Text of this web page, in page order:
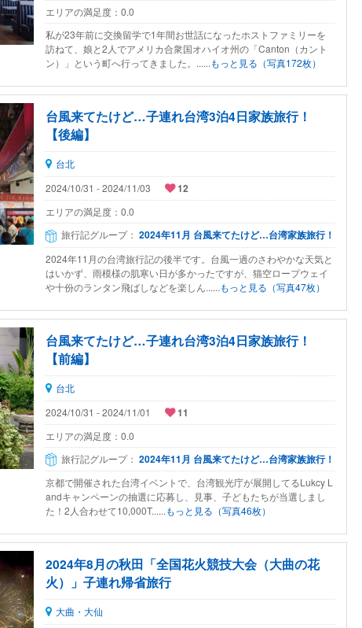
エリアの満足度： 0.0
私が23年前に交換留学で1年間お世話になったホストファミリーを
訪ねて、娘と2人でアメリカ合衆国オハイオ州の「Canton（カント
ン）」という町へ行ってきました。......もっと見る（写真172枚）
台風来てたけど…子連れ台湾3泊4日家族旅行！
【後編】
台北
2024/10/31 - 2024/11/03
12
エリアの満足度： 0.0
旅行記グループ： 2024年11月 台風来てたけど…台湾家族旅行！
2024年11月の台湾旅行記の後半です。台風一過のさわやかな天気と
はいかず、雨模様の肌寒い日が多かったですが、猫空ロープウェイ
や十份のランタン飛ばしなどを楽しん......もっと見る（写真47枚）
台風来てたけど…子連れ台湾3泊4日家族旅行！
【前編】
台北
2024/10/31 - 2024/11/01
11
エリアの満足度： 0.0
旅行記グループ： 2024年11月 台風来てたけど…台湾家族旅行！
京都で開催された台湾イベントで、台湾観光庁が展開してるLukcy L
andキャンペーンの抽選に応募し、見事、子どもたちが当選しまし
た！2人合わせて10,000T......もっと見る（写真46枚）
2024年8月の秋田「全国花火競技大会（大曲の花
火）」子連れ帰省旅行
大曲・大仙